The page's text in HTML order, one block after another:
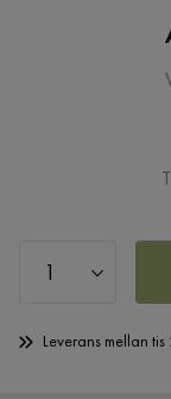
Leverans mellan